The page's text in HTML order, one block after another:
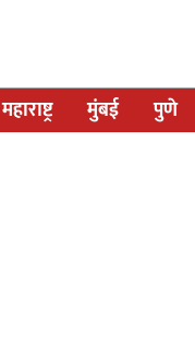
महाराष्ट्र मुंबई पुणे